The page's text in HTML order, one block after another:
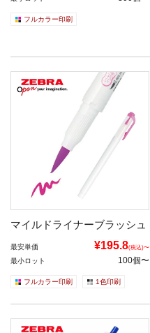
フルカラー印刷
マイルドライナーブラッシュ
最安単価 ¥195.8(税込)〜
最小ロット 100個〜
フルカラー印刷 1色印刷